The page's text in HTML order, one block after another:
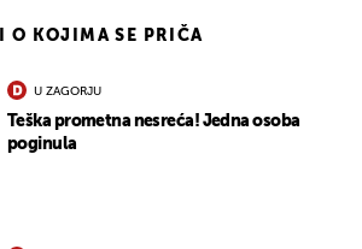
O KOJIMA SE PRIČA
U ZAGORJU
Teška prometna nesreća! Jedna osoba
poginula